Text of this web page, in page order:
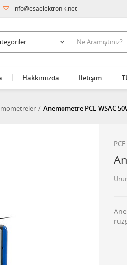
info@esaelektronik.net
Hakkımızda İletişim
Anemometre PCE-WSAC